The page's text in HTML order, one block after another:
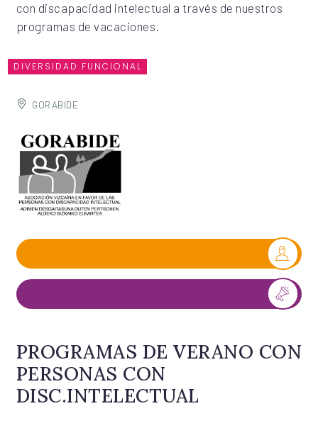
con discapacidad intelectual a través de nuestros
programas de vacaciones.
DIVERSIDAD FUNCIONAL
GORABIDE
PROGRAMAS DE VERANO CON
PERSONAS CON
DISC.INTELECTUAL